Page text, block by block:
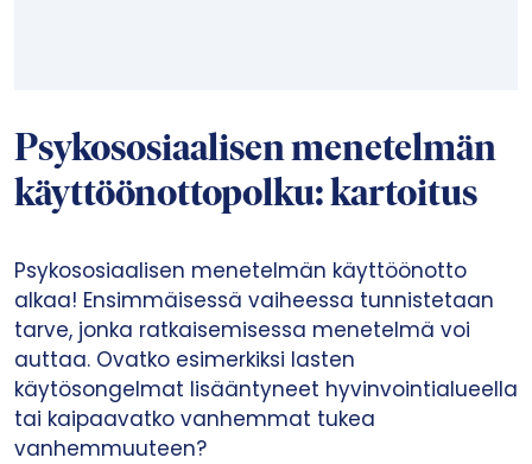
Psykososiaalisen menetelmän
käyttöönottopolku: kartoitus
Psykososiaalisen menetelmän käyttöönotto
alkaa! Ensimmäisessä vaiheessa tunnistetaan
tarve, jonka ratkaisemisessa menetelmä voi
auttaa. Ovatko esimerkiksi lasten
käytösongelmat lisääntyneet hyvinvointialueella
tai kaipaavatko vanhemmat tukea
vanhemmuuteen?